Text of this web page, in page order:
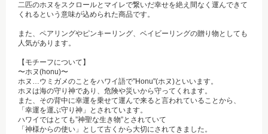
二匹のホヌをスクロールとマイレで繋いだ幸せを絶え間なく運んできて
くれるという意味が込められた商品です。
また、ペアリングやピンキーリング、ベイビーリングの贈り物としても
人気があります。
【モチーフについて】
〜ホヌ(honu)〜
ホヌ…ウミガメのことをハワイ語で"Honu"(ホヌ)といいます。
ホヌは海の守り神であり、危険や災いから守ってくれます。
また、その背中に幸運を乗せて運んで来ると言われていることから、
「幸運を運ぶ守り神」とされています。
ハワイではとても”神聖な生き物”とされていて
「神様からの使い」として古くから大切にされてきました。